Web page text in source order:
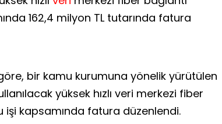
162,4 milyon TL tutarında fatura
bir kamu kurumuna yönelik yürütülen
yüksek hızlı veri merkezi fiber
işi kapsamında fatura düzenlendi.